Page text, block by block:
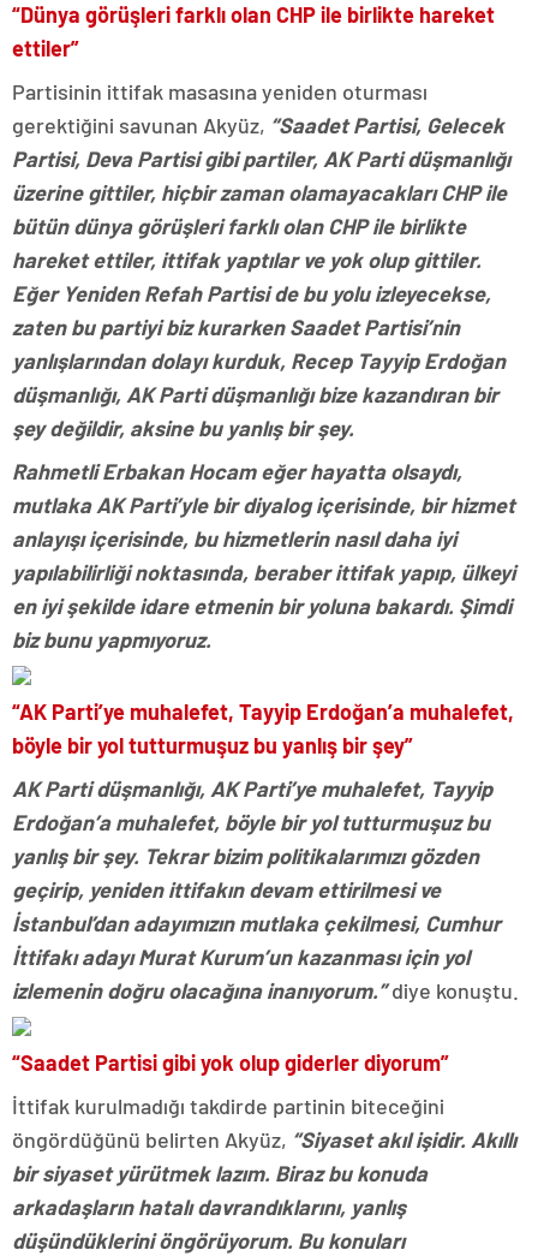
“Dünya görüşleri farklı olan CHP ile birlikte hareket
ettiler”
Partisinin ittifak masasına yeniden oturması
gerektiğini savunan Akyüz, “Saadet Partisi, Gelecek
Partisi, Deva Partisi gibi partiler, AK Parti düşmanlığı
üzerine gittiler, hiçbir zaman olamayacakları CHP ile
bütün dünya görüşleri farklı olan CHP ile birlikte
hareket ettiler, ittifak yaptılar ve yok olup gittiler.
Eğer Yeniden Refah Partisi de bu yolu izleyecekse,
zaten bu partiyi biz kurarken Saadet Partisi’nin
yanlışlarından dolayı kurduk, Recep Tayyip Erdoğan
düşmanlığı, AK Parti düşmanlığı bize kazandıran bir
şey değildir, aksine bu yanlış bir şey.
Rahmetli Erbakan Hocam eğer hayatta olsaydı,
mutlaka AK Parti’yle bir diyalog içerisinde, bir hizmet
anlayışı içerisinde, bu hizmetlerin nasıl daha iyi
yapılabilirliği noktasında, beraber ittifak yapıp, ülkeyi
en iyi şekilde idare etmenin bir yoluna bakardı. Şimdi
biz bunu yapmıyoruz.
“AK Parti’ye muhalefet, Tayyip Erdoğan’a muhalefet,
böyle bir yol tutturmuşuz bu yanlış bir şey”
AK Parti düşmanlığı, AK Parti’ye muhalefet, Tayyip
Erdoğan’a muhalefet, böyle bir yol tutturmuşuz bu
yanlış bir şey. Tekrar bizim politikalarımızı gözden
geçirip, yeniden ittifakın devam ettirilmesi ve
İstanbul’dan adayımızın mutlaka çekilmesi, Cumhur
İttifakı adayı Murat Kurum’un kazanması için yol
izlemenin doğru olacağına inanıyorum.”diye konuştu.
“Saadet Partisi gibi yok olup giderler diyorum”
İttifak kurulmadığı takdirde partinin biteceğini
öngördüğünü belirten Akyüz, “Siyaset akıl işidir. Akıllı
bir siyaset yürütmek lazım. Biraz bu konuda
arkadaşların hatalı davrandıklarını, yanlış
düşündüklerini öngörüyorum. Bu konuları